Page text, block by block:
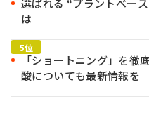
選ばれる “プラントベー
は
「ショートニング」を徹
酸についても最新情報を